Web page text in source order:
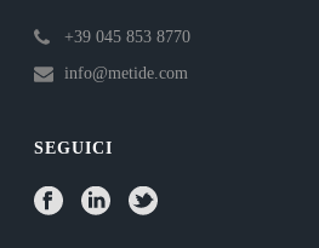
+39 045 853 8770
info@metide.com
SEGUICI